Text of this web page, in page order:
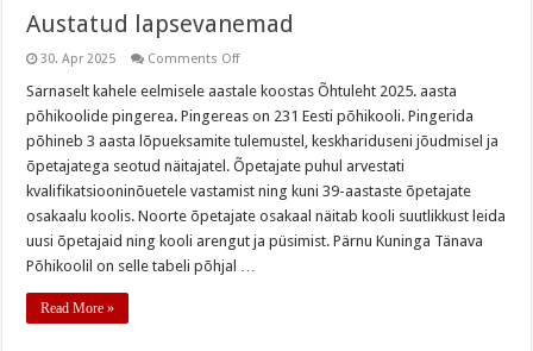
Austatud lapsevanemad
30. Apr 2025 Comments Offon
lapsevanemad
Sarnaselt kahele eelmisele aastale koostas Õhtuleht 2025. aasta
põhikoolide pingerea. Pingereas on 231 Eesti põhikooli. Pingerida
põhineb 3 aasta lõpueksamite tulemustel, keskhariduseni jõudmisel ja
õpetajatega seotud näitajatel. Õpetajate puhul arvestati
kvalifikatsiooninõuetele vastamist ning kuni 39-aastaste õpetajate
osakaalu koolis. Noorte õpetajate osakaal näitab kooli suutlikkust leida
uusi õpetajaid ning kooli arengut ja püsimist. Pärnu Kuninga Tänava
Põhikoolil on selle tabeli põhjal …
Read More »